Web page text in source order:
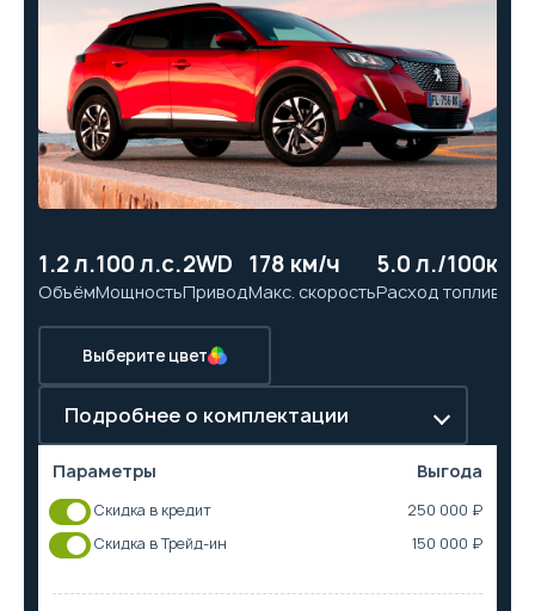
1.2 л.
Объём
100 л.с.
Мощность
2WD
Привод
178 км/ч
Макс. скорость
5.0 л./100км
Расход топлива
Выберите цвет
Подробнее о комплектации
Параметры Выгода
Скидка в кредит
250 000 ₽
Скидка в Трейд-ин
150 000 ₽